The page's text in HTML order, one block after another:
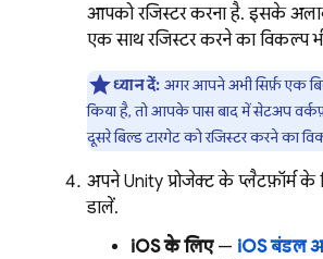
आपको रजिस्टर करना है. इसके
एक साथ रजिस्टर करने का विकल्प
ध्यान दें: अगर आपने अभी सिर्फ़ एक
किया है, तो आपके पास बाद में सेटअप
दूसरे बिल्ड टारगेट को रजिस्टर करने का
अपने Unity प्रोजेक्ट के प्लैटफ़ॉर्म के
डालें.
iOS के लिए— iOS बंडल